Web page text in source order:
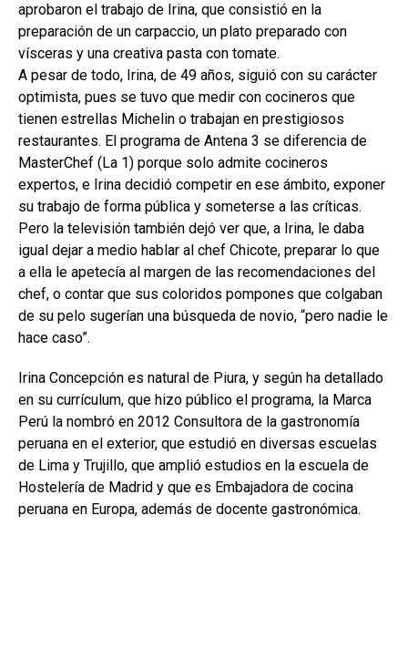
aprobaron el trabajo de Irina, que consistió en la
preparación de un carpaccio, un plato preparado con
vísceras y una creativa pasta con tomate.
A pesar de todo, Irina, de 49 años, siguió con su carácter
optimista, pues se tuvo que medir con cocineros que
tienen estrellas Michelin o trabajan en prestigiosos
restaurantes. El programa de Antena 3 se diferencia de
MasterChef (La 1) porque solo admite cocineros
expertos, e Irina decidió competir en ese ámbito, exponer
su trabajo de forma pública y someterse a las críticas.
Pero la televisión también dejó ver que, a Irina, le daba
igual dejar a medio hablar al chef Chicote, preparar lo que
a ella le apetecía al margen de las recomendaciones del
chef, o contar que sus coloridos pompones que colgaban
de su pelo sugerían una búsqueda de novio, “pero nadie le
hace caso”.
Irina Concepción es natural de Piura, y según ha detallado
en su currículum, que hizo público el programa, la Marca
Perú la nombró en 2012 Consultora de la gastronomía
peruana en el exterior, que estudió en diversas escuelas
de Lima y Trujillo, que amplió estudios en la escuela de
Hostelería de Madrid y que es Embajadora de cocina
peruana en Europa, además de docente gastronómica.